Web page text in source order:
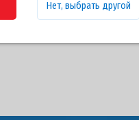
Нет, выбрать другой